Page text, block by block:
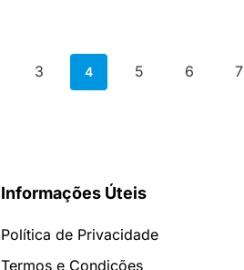
3 4 5 6 7
Informações Úteis
Política de Privacidade
Termos e Condições